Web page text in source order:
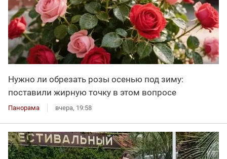
Нужно ли обрезать розы осенью под зиму:
поставили жирную точку в этом вопросе
Панорама вчера, 19:58